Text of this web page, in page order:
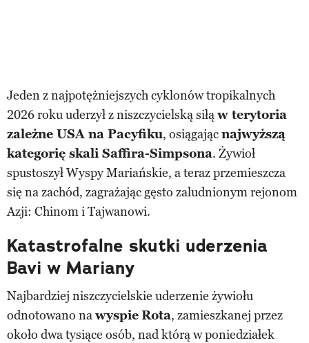
Jeden z najpotężniejszych cyklonów tropikalnych
2026 roku uderzył z niszczycielską siłąw terytoria
zależne USA na Pacyfiku, osiągającnajwyższą
kategorię skali Saffira-Simpsona. Żywioł
spustoszył Wyspy Mariańskie, a teraz przemieszcza
się na zachód, zagrażając gęsto zaludnionym rejonom
Azji: Chinom i Tajwanowi.
Katastrofalne skutki uderzenia
Bavi w Mariany
Najbardziej niszczycielskie uderzenie żywiołu
odnotowano nawyspieRota, zamieszkanej przez
około dwa tysiące osób, nad którą w poniedziałek